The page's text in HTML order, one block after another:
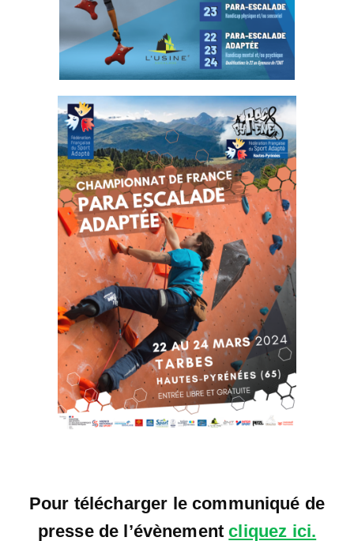
Pour télécharger le communiqué de
presse de l’évènementcliquez ici.